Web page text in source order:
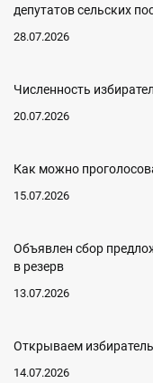
депутатов сельских
28.07.2026
Численность
20.07.2026
Как можно
15.07.2026
Объявлен сбор
в резерв
13.07.2026
Открываем
14.07.2026